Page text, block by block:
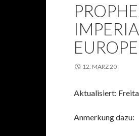
12. MÄRZ 20
Aktualisiert:
Anmerkung dazu: